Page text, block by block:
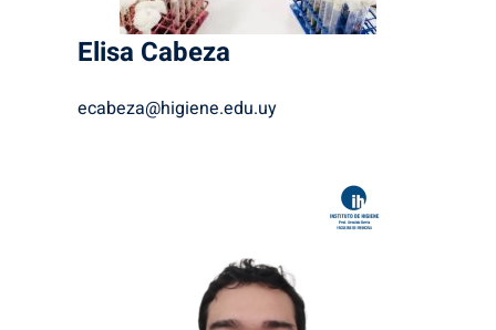
Elisa Cabeza
ecabeza@higiene.edu.uy